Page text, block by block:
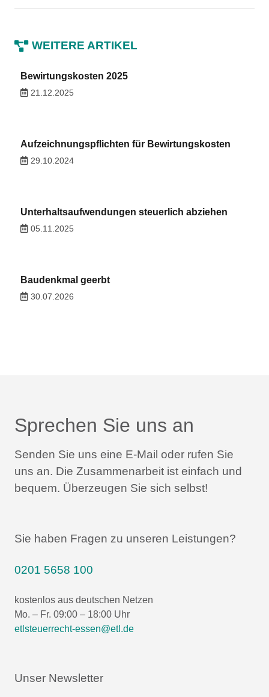
WEITERE ARTIKEL
Bewirtungskosten 2025
21.12.2025
Aufzeichnungspflichten für Bewirtungskosten
29.10.2024
Unterhaltsaufwendungen steuerlich abziehen
05.11.2025
Baudenkmal geerbt
30.07.2026
Sprechen Sie uns an
Senden Sie uns eine E-Mail oder rufen Sie
uns an. Die Zusammenarbeit ist einfach und
bequem. Überzeugen Sie sich selbst!
Sie haben Fragen zu unseren Leistungen?
0201 5658 100
kostenlos aus deutschen Netzen
Mo. – Fr. 09:00 – 18:00 Uhr
etlsteuerrecht-essen@etl.de
Unser Newsletter